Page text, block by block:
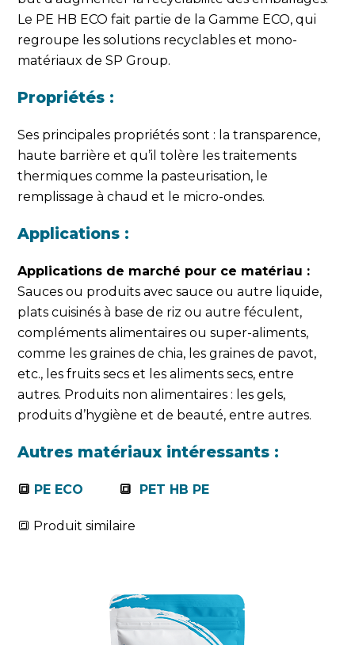
Le PE HB ECO fait partie de la Gamme ECO, qui
regroupe les solutions recyclables et mono-
matériaux de SP Group.
Propriétés :
Ses principales propriétés sont : la transparence,
haute barrière et qu’il tolère les traitements
thermiques comme la pasteurisation, le
remplissage à chaud et le micro-ondes.
Applications :
Applications de marché pour ce matériau :
Sauces ou produits avec sauce ou autre liquide,
plats cuisinés à base de riz ou autre féculent,
compléments alimentaires ou super-aliments,
comme les graines de chia, les graines de pavot,
etc., les fruits secs et les aliments secs, entre
autres. Produits non alimentaires : les gels,
produits d’hygiène et de beauté, entre autres.
Autres matériaux intéressants :
🔳 PE ECO 🔳 PET HB PE
🔳 Produit similaire